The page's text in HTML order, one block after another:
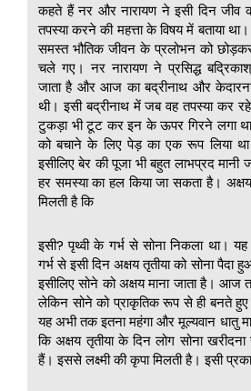
कहते हैं नर और नारायण ने इसी दिन जीव
तपस्या करने की महत्ता के विषय में बताया
समस्त भौतिक जीवन के प्रलोभन को
चले गए। नर नारायण ने प्रसिद्ध
जाता है और आज का बद्रीनाथ और
थी। इसी बद्रीनाथ में जब वह तपस्या कर
टुकड़ा भी टूट कर इन के ऊपर गिरने लगा था।
को बचाने के लिए पेड़ का एक रूप लिया
इसीलिए बेर की पूजा भी बहुत लाभप्रद मानी
हर समस्या का हल किया जा सकता है।
मिलती है कि
इसी? पृथ्वी के गर्भ से सोना निकला था। यह
गर्भ से इसी दिन अक्षय तृतीया को सोना पैदा
इसीलिए सोने को अक्षय माना जाता है। आज
लेकिन सोने को प्राकृतिक रूप से ही बनते
यह अभी तक इतना महंगा और मूल्यवान धातु
कि अक्षय तृतीया के दिन लोग सोना खरीदना
हैं। इससे लक्ष्मी की कृपा मिलती है। इसी